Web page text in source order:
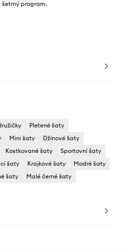
šetrný program.
Pletené šaty
Mini šaty
Džínové šaty
Kostkované šaty
Sportovní šaty
šaty Krajkové šaty
Modré šaty
šaty
Malé černé šaty